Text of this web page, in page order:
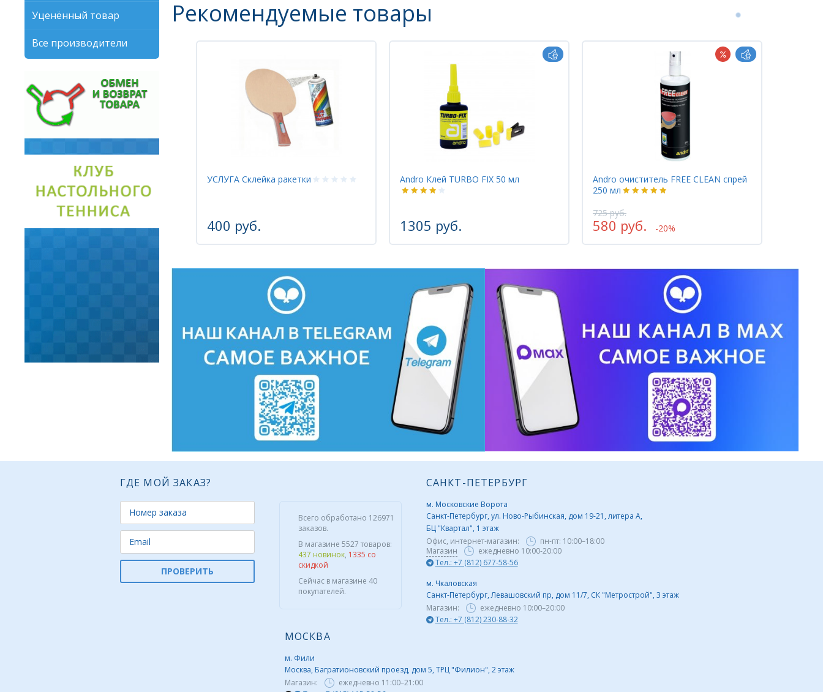
Уценённый товар
Все производители
Рекомендуемые товары
УСЛУГА Склейка ракетки
400 руб.
Andro Клей TURBO FIX 50 мл
1305 руб.
Andro очиститель FREE CLEAN спрей
250 мл
725 руб.
580 руб. -20%
ГДЕ МОЙ ЗАКАЗ?
ПРОВЕРИТЬ
Всего обработано 126971
заказов.
В магазине 5527 товаров:
437 новинок, 1335 со
скидкой
Сейчас в магазине 40
покупателей.
САНКТ-ПЕТЕРБУРГ
м. Московские Ворота
Санкт-Петербург, ул. Ново-Рыбинская, дом 19-21, литера А,
БЦ "Квартал", 1 этаж
Офис, интернет-магазин:
пн-пт: 10:00–18:00
Магазин
ежедневно 10:00-20:00
Тел.: +7 (812) 677-58-56
м. Чкаловская
Санкт-Петербург, Левашовский пр, дом 11/7, СК "Метрострой", 3 этаж
Магазин:
ежедневно 10:00–20:00
Тел.: +7 (812) 230-88-32
МОСКВА
м. Фили
Москва, Багратионовский проезд, дом 5, ТРЦ "Филион", 2 этаж
Магазин:
ежедневно 11:00–21:00